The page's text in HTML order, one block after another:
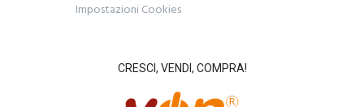
Impostazioni Cookies
CRESCI, VENDI, COMPRA!